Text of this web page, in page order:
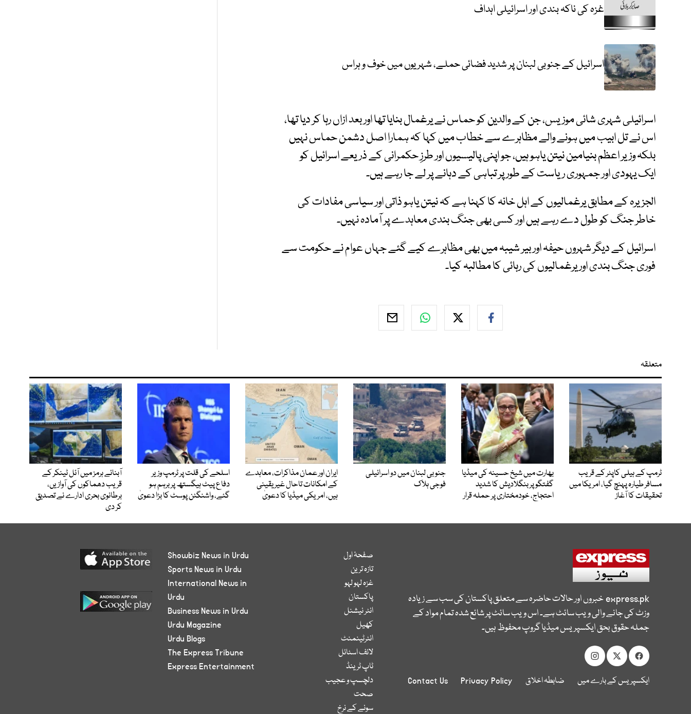
غزہ کی ناکہ بندی اور اسرائیلی اہداف
اسرائیل کے جنوبی لبنان پر شدید فضائی حملے، شہریوں میں خوف و ہراس
اسرائیلی شہری شائی موزیس، جن کے والدین کو حماس نے یرغمال بنایا تھا اور بعد ازاں رہا کر دیا تھا،
اس نے تل ابیب میں ہونے والے مظاہرے سے خطاب میں کہا کہ ہمارا اصل دشمن حماس نہیں
بلکہ وزیر اعظم بنیامین نیتن یاہو ہیں، جو اپنی پالیسیوں اور طرزِ حکمرانی کے ذریعے اسرائیل کو
ایک یہودی اور جمہوری ریاست کے طور پر تباہی کے دہانے پر لے جا رہے ہیں۔
الجزیرہ کے مطابق یرغمالیوں کے اہل خانہ کا کہنا ہے کہ نیتن یاہو ذاتی اور سیاسی مفادات کی
خاطر جنگ کو طول دے رہے ہیں اور کسی بھی جنگ بندی معاہدے پر آمادہ نہیں۔
اسرائیل کے دیگر شہروں حیفہ اور بیر شیبہ میں بھی مظاہرے کیے گئے جہاں عوام نے حکومت سے
فوری جنگ بندی اور یرغمالیوں کی رہائی کا مطالبہ کیا۔
متعلقہ
ٹرمپ کے ہیلی کاپٹر کے قریب
مسافر طیارہ پہنچ گیا، امریکا میں
تحقیقات کا آغاز
بھارت میں شیخ حسینہ کی میڈیا
گفتگو پر بنگلادیش کا شدید
احتجاج، خودمختاری پر حملہ قرار
جنوبی لبنان میں دو اسرائیلی
فوجی ہلاک
ایران اور عمان مذاکرات، معاہدے
کے امکانات تاحال غیر یقینی
ہیں، امریکی میڈیا کا دعویٰ
اسلحے کی قلت پر ٹرمپ وزیر
دفاع پیٹ ہیگستھ پر برہم ہو
گئے، واشنگٹن پوسٹ کا بڑا دعویٰ
آبنائے ہرمز میں آئل ٹینکر کے
قریب دھماکوں کی آوازیں،
برطانوی بحری ادارے نے تصدیق
کر دی
express.pkخبروں اور حالات حاضرہ سے متعلق پاکستان کی سب سے زیادہ
وزٹ کی جانے والی ویب سائٹ ہے۔ اس ویب سائٹ پر شائع شدہ تمام مواد کے
جملہ حقوق بحق ایکسپریس میڈیا گروپ محفوظ ہیں۔
ایکسپریس کے بارے میں ضابطہ اخلاق Privacy Policy
Contact Us
صفحۂ اول
تازہ ترین
غزہ لہو لہو
پاکستان
انٹر نیشنل
کھیل
انٹرٹینمنٹ
لائف اسٹائل
ٹاپ ٹرینڈ
دلچسپ و عجیب
صحت
سونے کے نرخ
Showbiz News in Urdu
Sports News in Urdu
International News in
Urdu
Business News in Urdu
Urdu Magazine
Urdu Blogs
The Express Tribune
Express Entertainment